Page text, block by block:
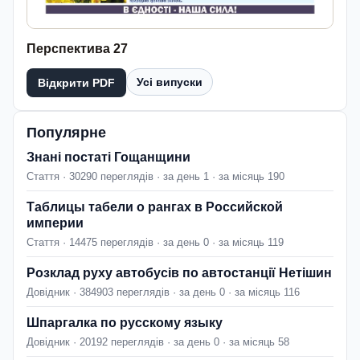
Перспектива 27
Відкрити PDF Усі випуски
Популярне
Знані постаті Гощанщини
Стаття · 30290 переглядів · за день 1 · за місяць 190
Таблицы табели о рангах в Российской
империи
Стаття · 14475 переглядів · за день 0 · за місяць 119
Розклад руху автобусів по автостанції Нетішин
Довідник · 384903 переглядів · за день 0 · за місяць 116
Шпаргалка по русскому языку
Довідник · 20192 переглядів · за день 0 · за місяць 58